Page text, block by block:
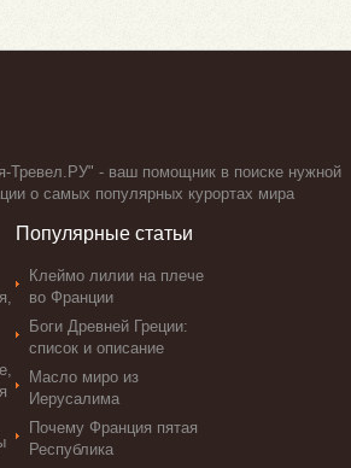
Тревел.РУ" - ваш помощник в поиске нужной
о самых популярных курортах мира
Популярные статьи
Клеймо лилии на плече
во Франции
Боги Древней Греции:
список и описание
Масло миро из
Иерусалима
Почему Франция пятая
Республика